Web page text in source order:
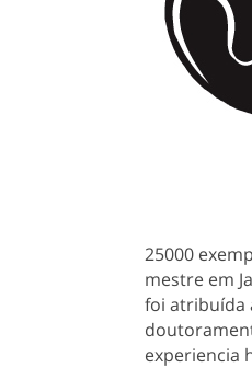
25000
mestre em
foi atribuída
experiencia